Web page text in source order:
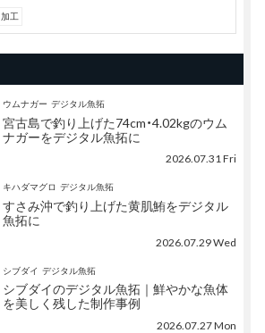
加工
ウムナガー デジタル魚拓
宮古島で釣り上げた74cm・4.02kgのウム
ナガーをデジタル魚拓に
2026.07.31 Fri
キハダマグロ デジタル魚拓
すさみ沖で釣り上げた黄肌鮪をデジタル
魚拓に
2026.07.29 Wed
シブダイ デジタル魚拓
シブダイのデジタル魚拓｜鮮やかな魚体
を美しく残した制作事例
2026.07.27 Mon